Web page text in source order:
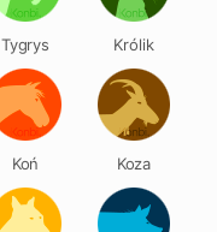
Tygrys Królik
Koń Koza